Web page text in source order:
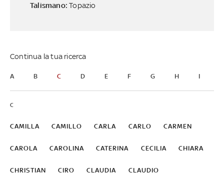
Talismano:Topazio
Continua la tua ricerca
A B C D E F G H I
C
CAMILLA CAMILLO CARLA CARLO CARMEN
CAROLA CAROLINA CATERINA CECILIA CHIARA
CHRISTIAN CIRO CLAUDIA CLAUDIO